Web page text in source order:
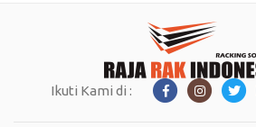
Ikuti Kami di :